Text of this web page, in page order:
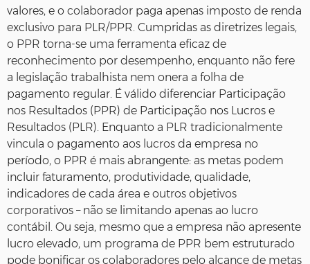
valores, e o colaborador paga apenas imposto de renda
exclusivo para PLR/PPR. Cumpridas as diretrizes legais,
o PPR torna-se uma ferramenta eficaz de
reconhecimento por desempenho, enquanto não fere
a legislação trabalhista nem onera a folha de
pagamento regular. É válido diferenciar Participação
nos Resultados (PPR) de Participação nos Lucros e
Resultados (PLR). Enquanto a PLR tradicionalmente
vincula o pagamento aos lucros da empresa no
período, o PPR é mais abrangente: as metas podem
incluir faturamento, produtividade, qualidade,
indicadores de cada área e outros objetivos
corporativos – não se limitando apenas ao lucro
contábil. Ou seja, mesmo que a empresa não apresente
lucro elevado, um programa de PPR bem estruturado
pode bonificar os colaboradores pelo alcance de metas